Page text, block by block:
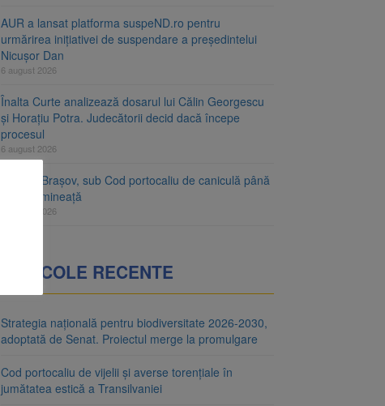
AUR a lansat platforma suspeND.ro pentru
urmărirea inițiativei de suspendare a președintelui
Nicușor Dan
6 august 2026
Înalta Curte analizează dosarul lui Călin Georgescu
și Horațiu Potra. Judecătorii decid dacă începe
procesul
6 august 2026
Județul Brașov, sub Cod portocaliu de caniculă până
vineri dimineață
6 august 2026
ARTICOLE RECENTE
Strategia națională pentru biodiversitate 2026-2030,
adoptată de Senat. Proiectul merge la promulgare
Cod portocaliu de vijelii și averse torențiale în
jumătatea estică a Transilvaniei